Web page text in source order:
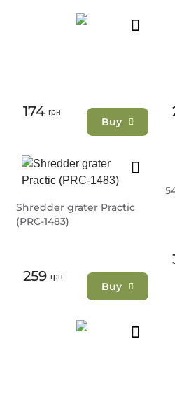
174 грн
Buy
Shredder grater Practic
(PRC-1483)
259 грн
Buy